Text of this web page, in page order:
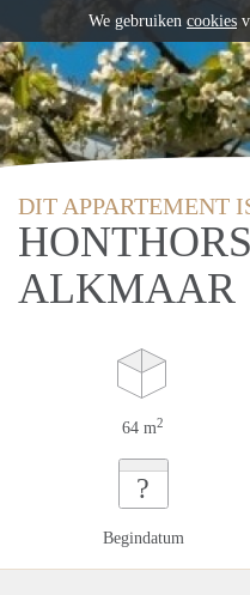
DIT APPARTEMENT
ALKMAAR
64 m2
?
Begindatum
We gebruiken cookies